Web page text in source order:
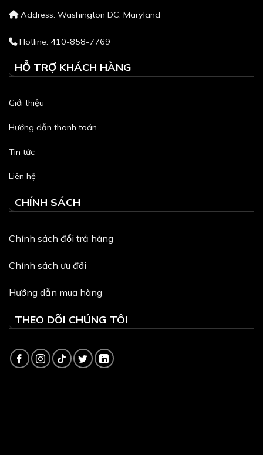
Address: Washington DC, Maryland
Hotline: 410-858-7769
HỖ TRỢ KHÁCH HÀNG
Giới thiệu
Hướng dẫn thanh toán
Tin tức
Liên hệ
CHÍNH SÁCH
Chính sách đổi trả hàng
Chính sách ưu đãi
Hướng dẫn mua hàng
THEO DÕI CHÚNG TÔI